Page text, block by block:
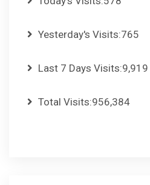
Yesterday's Visits:765
Last 7 Days Visits:9,919
Total Visits:956,384